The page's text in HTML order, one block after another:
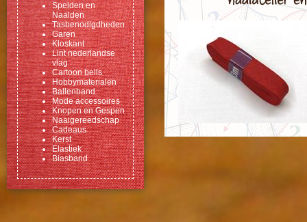
Spelden en
Naalden
Tasbenodigdheden
Garen
Kloskant
Lint nederlandse
vlag
Cartoon bells
Hobbymaterialen
Ballenband
Mode accessoires
Knopen en Gespen
Naaigereedschap
Cadeaus
Kerst
Elastiek
Biasband